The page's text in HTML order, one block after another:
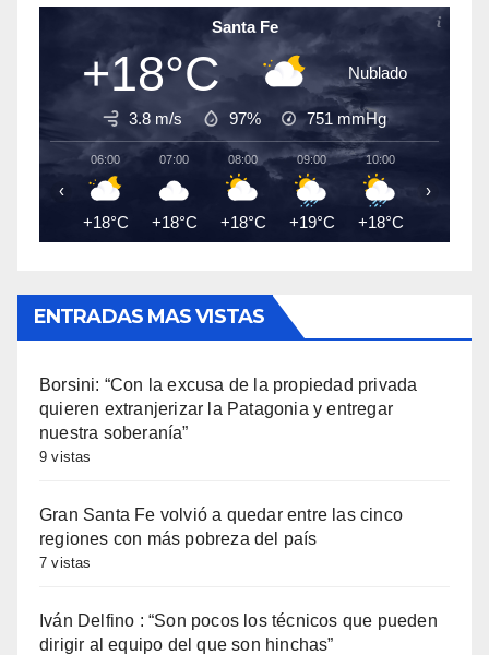
Santa Fe
+18°C Nublado
3.8 m/s 97% 751 mmHg
06:00
+18°C
07:00
+18°C
08:00
+18°C
09:00
+19°C
10:00
+18°C
‹ ›
ENTRADAS MAS VISTAS
Borsini: “Con la excusa de la propiedad privada
quieren extranjerizar la Patagonia y entregar
nuestra soberanía”
9 vistas
Gran Santa Fe volvió a quedar entre las cinco
regiones con más pobreza del país
7 vistas
Iván Delfino : “Son pocos los técnicos que pueden
dirigir al equipo del que son hinchas”